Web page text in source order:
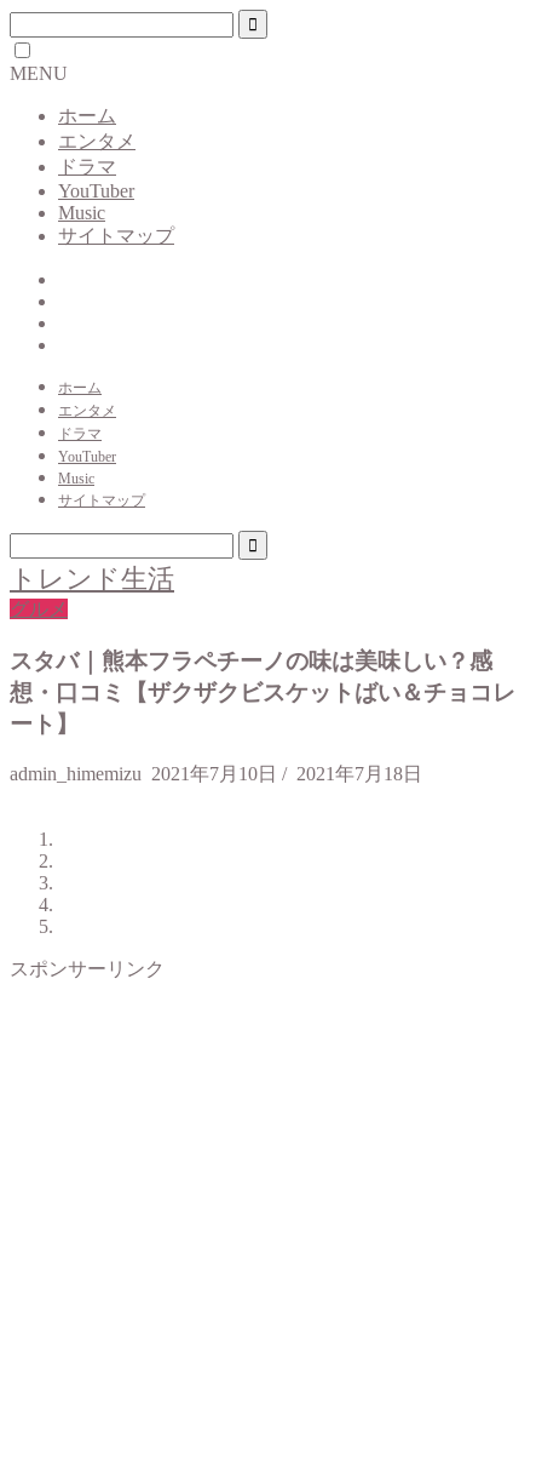
MENU
ホーム
エンタメ
ドラマ
YouTuber
Music
サイトマップ
ホーム
エンタメ
ドラマ
YouTuber
Music
サイトマップ
トレンド生活
グルメ
スタバ｜熊本フラペチーノの味は美味しい？感
想・口コミ【ザクザクビスケットばい＆チョコレ
ート】
admin_himemizu 2021年7月10日 / 2021年7月18日
スポンサーリンク